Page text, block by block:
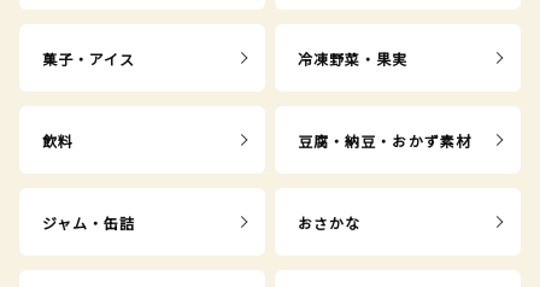
菓子・アイス 冷凍野菜・果実
飲料 豆腐・納豆・おかず素材
ジャム・缶詰 おさかな